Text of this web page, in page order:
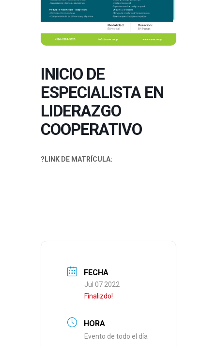
INICIO DE
ESPECIALISTA EN
LIDERAZGO
COOPERATIVO
?LINK DE MATRÍCULA:
FECHA
Jul 07 2022
Finalizdo!
HORA
Evento de todo el día